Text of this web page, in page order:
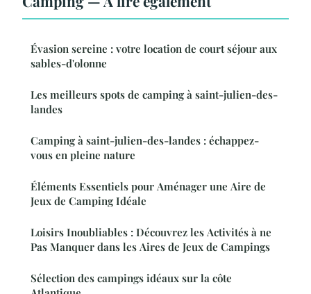
Évasion sereine : votre location de court séjour aux
sables-d'olonne
Les meilleurs spots de camping à saint-julien-des-
landes
Camping à saint-julien-des-landes : échappez-
vous en pleine nature
Éléments Essentiels pour Aménager une Aire de
Jeux de Camping Idéale
Loisirs Inoubliables : Découvrez les Activités à ne
Pas Manquer dans les Aires de Jeux de Campings
Sélection des campings idéaux sur la côte